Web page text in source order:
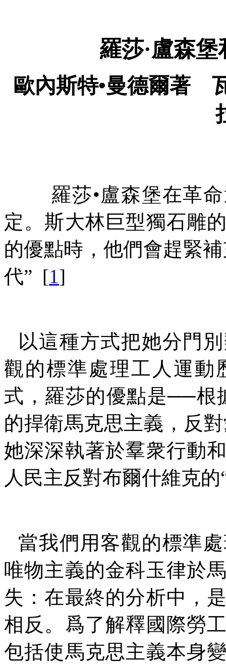
羅莎·盧森
歐內斯特•曼德爾著
羅莎•盧森堡在革
定。斯大林巨型獨石雕
的優點時，他們會趕緊
代” [1]
以這種方式把她分門
觀的標準處理工人運動
式，羅莎的優點是──根
的捍衛馬克思主義，反
她深深執著於羣衆行動
人民主反對布爾什維克的
當我們用客觀的標準
唯物主義的金科玉律於
失：在最終的分析中，
相反。爲了解釋國際勞
包括使馬克思主義本身